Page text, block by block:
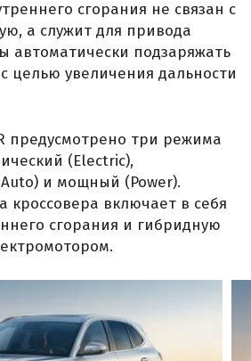
сгорания не связан с
а служит для привода
автоматически подзаряжать
целью увеличения дальности
предусмотрено три режима
(Electric),
и мощный (Power).
кроссовера включает в себя
сгорания и гибридную